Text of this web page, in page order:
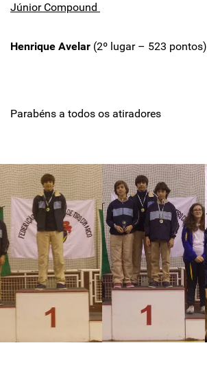
Júnior Compound
Henrique Avelar (2º lugar – 523 pontos)
Parabéns a todos os atiradores